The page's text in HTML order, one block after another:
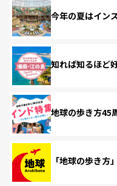
今年の夏はイン
知れば知るほど
地球の歩き方45
「地球の歩き方